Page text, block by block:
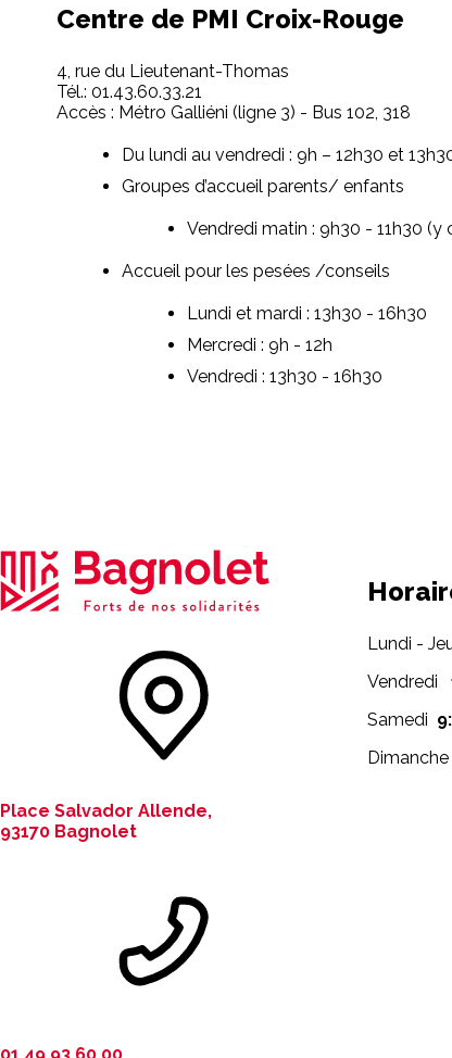
Centre de PMI Croix-Rouge
4, rue du Lieutenant-Thomas
Tél.: 01.43.60.33.21
Accès : Métro Galliéni (ligne 3) - Bus 102, 318
Du lundi au vendredi : 9h – 12h30 et
Groupes d’accueil parents/ enfants
Vendredi matin : 9h30 - 11h30
Accueil pour les pesées /conseils
Lundi et mardi : 13h30 - 16h30
Mercredi : 9h - 12h
Vendredi : 13h30 - 16h30
Place Salvador Allende,
93170 Bagnolet
Lundi -
Vendredi
Samedi
Dimanche